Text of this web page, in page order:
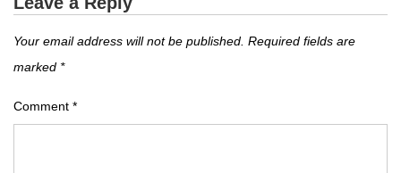
Your email address will not be published. Required fields are
marked *
Comment *